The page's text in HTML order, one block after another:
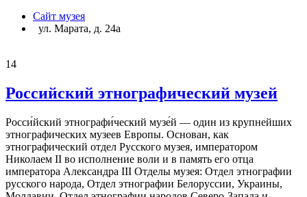
Сайт музея
ул. Марата, д. 24а
14
Российский этнографический музей
Росси́йский этнографи́ческий музе́й — один из крупнейших
этнографических музеев Европы. Основан, как
этнографический отдел Русского музея, императором
Николаем II во исполнение воли и в память его отца
императора Александра III Отделы музея: Отдел этнографии
русского народа, Отдел этнографии Белоруссии, Украины,